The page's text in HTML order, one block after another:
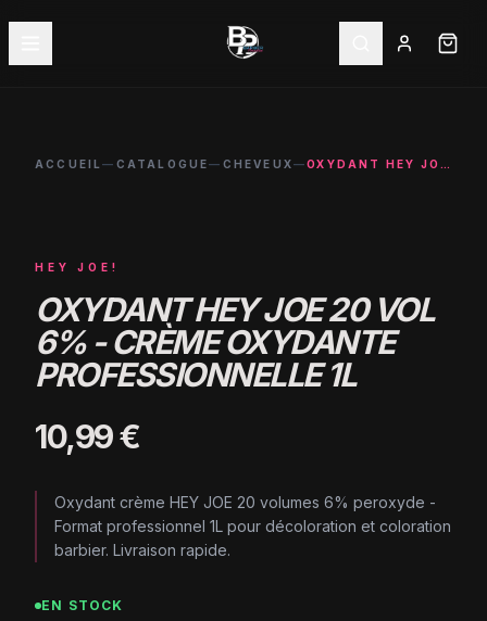
ACCUEIL— CATALOGUE— CHEVEUX— OXYDANT HEY JOE 20 VOL 6% - CRÈME OXYDANTE PROFESSIONNELLE 1L
HEY JOE!
OXYDANT HEY JOE 20 VOL
6% - CRÈME OXYDANTE
PROFESSIONNELLE 1L
10,99 €
Oxydant crème HEY JOE 20 volumes 6% peroxyde -
Format professionnel 1L pour décoloration et coloration
barbier. Livraison rapide.
EN STOCK